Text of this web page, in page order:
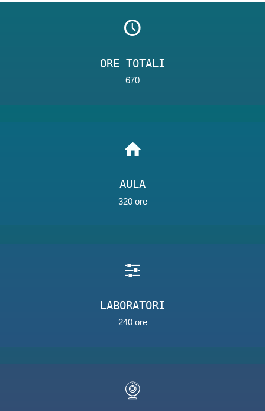
ORE TOTALI
670
AULA
320 ore
LABORATORI
240 ore